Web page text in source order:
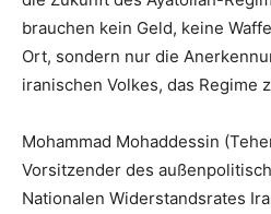
brauchen kein Geld, keine
Ort, sondern nur die
iranischen Volkes, das Regime
Mohammad Mohaddessin
Vorsitzender des
Nationalen Widerstandsrates